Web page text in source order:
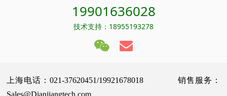
19901636028
技术支持：18955193278
上海电话：021-37620451/19921678018 销售服务：